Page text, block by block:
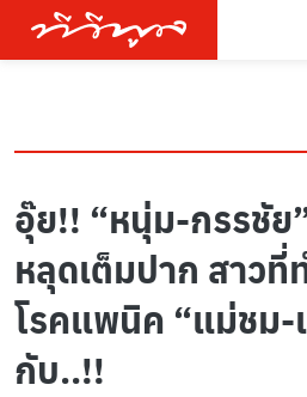
อุ๊ย!! “หนุ่ม-กรรชัย
หลุดเต็มปาก สาวที่
โรคแพนิค “แม่ชม
กับ..!!